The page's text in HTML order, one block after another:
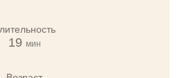
19 мин